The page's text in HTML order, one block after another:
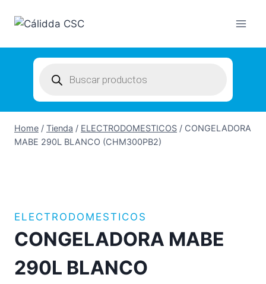
search
Home / Tienda / ELECTRODOMESTICOS / CONGELADORA
MABE 290L BLANCO (CHM300PB2)
ELECTRODOMESTICOS
CONGELADORA MABE
290L BLANCO